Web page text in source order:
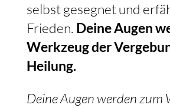
selbst gesegnet und
Frieden. Deine Augen
Werkzeug der
Heilung.
Deine Augen werden zum